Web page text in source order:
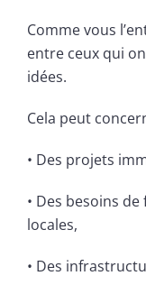
Comme vous
entre ceux qui
idées.
Cela peut
• Des projets
• Des besoins
locales,
• Des